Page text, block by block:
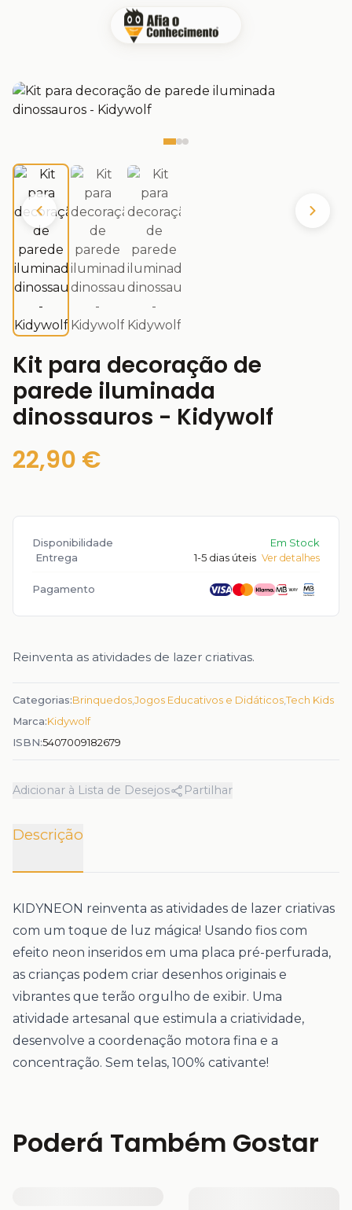
Descrição
KIDYNEON reinventa as atividades de lazer criativas
com um toque de luz mágica! Usando fios com
efeito neon inseridos em uma placa pré-perfurada,
as crianças podem criar desenhos originais e
vibrantes que terão orgulho de exibir. Uma
atividade artesanal que estimula a criatividade,
desenvolve a coordenação motora fina e a
concentração. Sem telas, 100% cativante!
Kit para decoração de
parede iluminada
dinossauros - Kidywolf
22,90 €
Disponibilidade
Em Stock
Entrega
1-5 dias úteis Ver detalhes
Pagamento
Reinventa as atividades de lazer criativas.
Categorias:BrinquedosJogos Educativos e Didáticos,Tech Kids
Marca:Kidywolf
ISBN:5407009182679
Adicionar à Lista de Desejos Partilhar
Poderá Também Gostar